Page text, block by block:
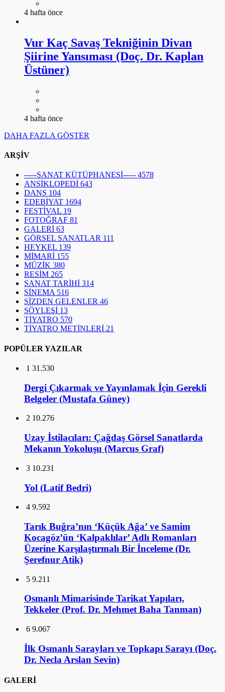
4 hafta önce
Vur Kaç Savaş Tekniğinin Divan
Şiirine Yansıması (Doç. Dr. Kaplan
Üstüner)
4 hafta önce
DAHA FAZLA GÖSTER
ARŞİV
-----SANAT KÜTÜPHANESİ----- 4578
ANSİKLOPEDİ 643
DANS 104
EDEBİYAT 1694
FESTİVAL 19
FOTOĞRAF 81
GALERİ 63
GÖRSEL SANATLAR 111
HEYKEL 139
MİMARİ 155
MÜZİK 380
RESİM 265
SANAT TARİHİ 314
SİNEMA 516
SİZDEN GELENLER 46
SÖYLEŞİ 13
TİYATRO 570
TİYATRO METİNLERİ 21
POPÜLER YAZILAR
1 31.530
Dergi Çıkarmak ve Yayınlamak İçin Gerekli
Belgeler (Mustafa Güney)
2 10.276
Uzay İstilacıları: Çağdaş Görsel Sanatlarda
Mekanın Yokoluşu (Marcus Graf)
3 10.231
Yol (Latif Bedri)
4 9.592
Tarık Buğra’nın ‘Küçük Ağa’ ve Samim
Kocagöz’ün ‘Kalpaklılar’ Adlı Romanları
Üzerine Karşılaştırmalı Bir İnceleme (Dr.
Şerefnur Atik)
5 9.211
Osmanlı Mimarisinde Tarikat Yapıları,
Tekkeler (Prof. Dr. Mehmet Baha Tanman)
6 9.067
İlk Osmanlı Sarayları ve Topkapı Sarayı (Doç.
Dr. Necla Arslan Sevin)
GALERİ